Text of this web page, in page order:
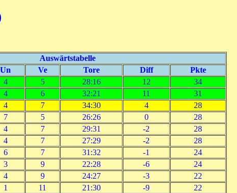
Auswärtstabelle
Un Ve Tore Diff
Pkte
4 5 28:16 12
34
4 6 32:21 11
31
4 7 34:30 4
28
7 5 26:26 0
28
4 7 29:31 -2
28
4 7 27:29 -2
28
6 7 31:32 -1
24
3 9 22:28 -6
24
4 9 24:27 -3
22
1 11 21:30 -9
22